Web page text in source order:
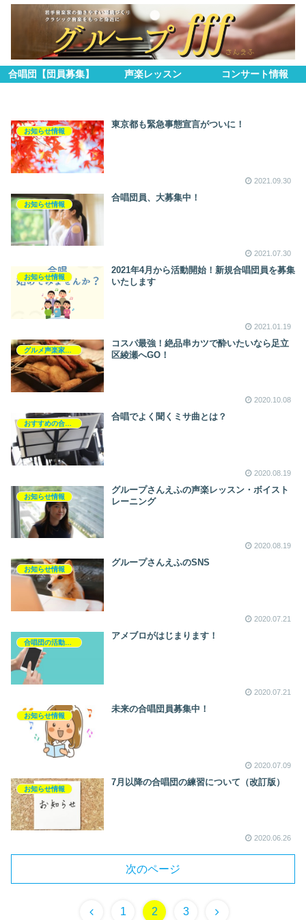
合唱団【団員募集】 声楽レッスン コンサート情報
お知らせ情報
東京都も緊急事態宣言がついに！
2021.09.30
お知らせ情報
合唱団員、大募集中！
2021.07.30
お知らせ情報
2021年4月から活動開始！新規合唱団員を募集
いたします
2021.01.19
コスパ最強！絶品串カツで酔いたいなら足立
区綾瀬へGO！
2020.10.08
合唱でよく聞くミサ曲とは？
2020.08.19
お知らせ情報
グループさんえふの声楽レッスン・ボイスト
レーニング
2020.08.19
お知らせ情報
グループさんえふのSNS
2020.07.21
アメブロがはじまります！
2020.07.21
お知らせ情報
未来の合唱団員募集中！
2020.07.09
お知らせ情報
7月以降の合唱団の練習について（改訂版）
2020.06.26
次のページ
前 1 2 3 次